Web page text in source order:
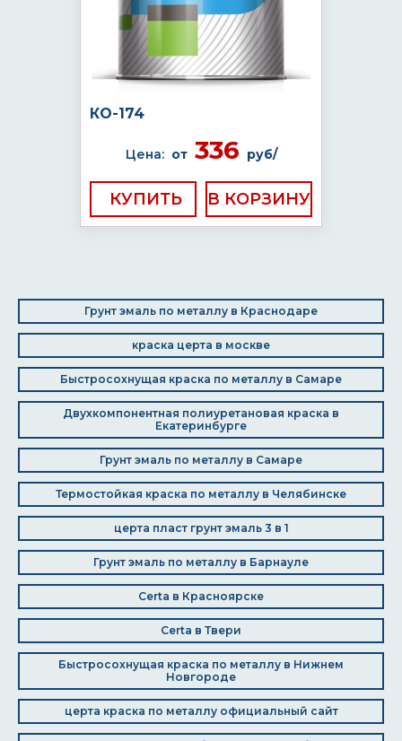
КО-174
Цена: от336 руб/
КУПИТЬ
Грунт эмаль по металлу в Краснодаре
краска церта в москве
Быстросохнущая краска по металлу в Самаре
Двухкомпонентная полиуретановая краска в
Екатеринбурге
Грунт эмаль по металлу в Самаре
Термостойкая краска по металлу в Челябинске
церта пласт грунт эмаль 3 в 1
Грунт эмаль по металлу в Барнауле
Certa в Красноярске
Certa в Твери
Быстросохнущая краска по металлу в Нижнем
Новгороде
церта краска по металлу официальный сайт